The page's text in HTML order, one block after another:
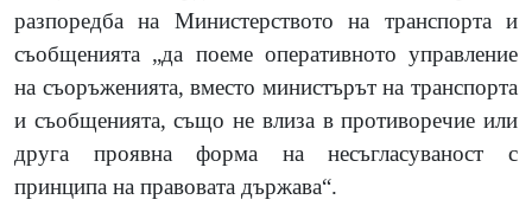
разпоредба на Министерството на транспорта и
съобщенията „да поеме оперативното управление
на съоръженията, вместо министърът на транспорта
и съобщенията, също не влиза в противоречие или
друга проявна форма на несъгласуваност с
принципа на правовата държава“.